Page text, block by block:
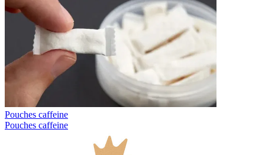
Pouches caffeine
Pouches caffeine